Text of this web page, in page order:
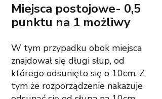
Miejsca postojowe- 0,5
punktu na 1 możliwy
W tym przypadku obok miejsca
znajdował się długi słup, od
którego odsunięto się o 10cm. Z
tym że rozporządzenie nakazuje